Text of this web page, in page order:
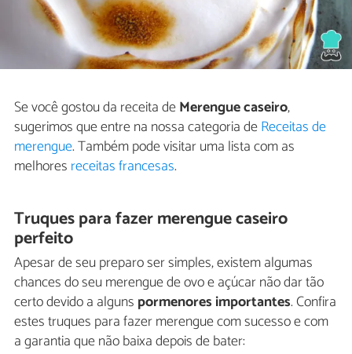
Se você gostou da receita deMerengue caseiro,
sugerimos que entre na nossa categoria deReceitas de
merengue. Também pode visitar uma lista com as
melhores receitas francesas.
Truques para fazer merengue caseiro
perfeito
Apesar de seu preparo ser simples, existem algumas
chances do seu merengue de ovo e açúcar não dar tão
certo devido a alguns pormenores importantes. Confira
estes truques para fazer merengue com sucesso e com
a garantia que não baixa depois de bater: